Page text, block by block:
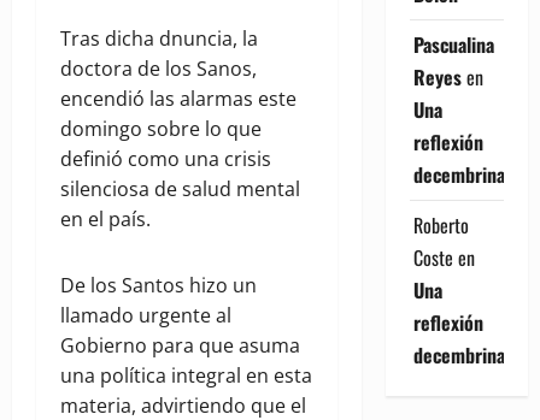
Tras dicha dnuncia, la
doctora de los Sanos,
encendió las alarmas este
domingo sobre lo que
definió como una crisis
silenciosa de salud mental
en el país.
De los Santos hizo un
llamado urgente al
Gobierno para que asuma
una política integral en esta
materia, advirtiendo que el
Pascualina
Reyesen
Una
reflexión
decembrina
Roberto
Coste en
Una
reflexión
decembrina